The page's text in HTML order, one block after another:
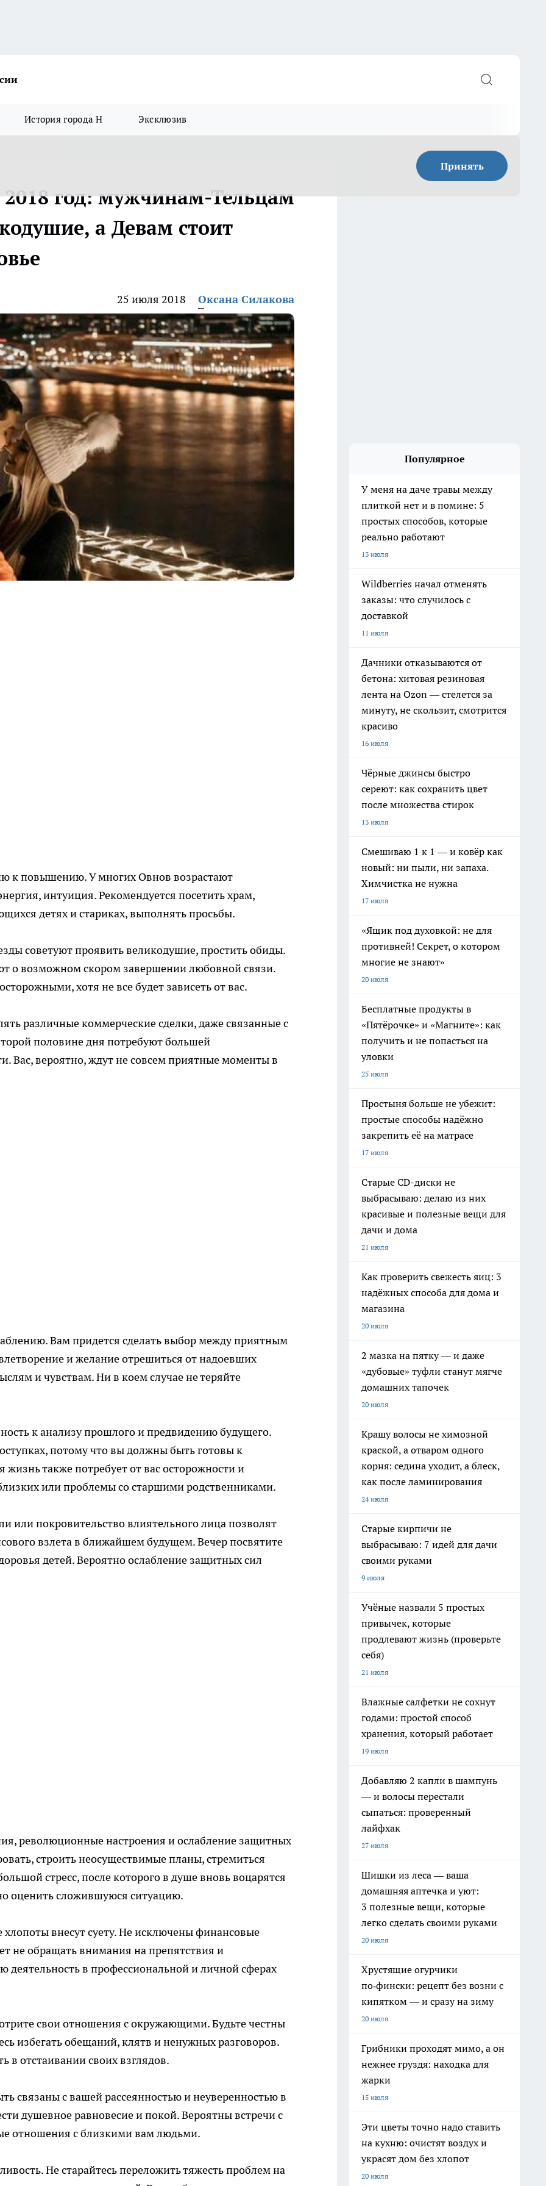
История города Н Эксклюзив
Принять
год: мужчинам-Тельцам
а Девам стоит
25 июля 2018 Оксана Силакова
к повышению. У многих Овнов возрастают
интуиция. Рекомендуется посетить храм,
детях и стариках, выполнять просьбы.
советуют проявить великодушие, простить обиды.
о возможном скором завершении любовной связи.
хотя не все будет зависеть от вас.
различные коммерческие сделки, даже связанные с
половине дня потребуют большей
Вас, вероятно, ждут не совсем приятные моменты в
Вам придется сделать выбор между приятным
и желание отрешиться от надоевших
и чувствам. Ни в коем случае не теряйте
к анализу прошлого и предвидению будущего.
потому что вы должны быть готовы к
также потребует от вас осторожности и
или проблемы со старшими родственниками.
или покровительство влиятельного лица позволят
взлета в ближайшем будущем. Вечер посвятите
детей. Вероятно ослабление защитных сил
революционные настроения и ослабление защитных
строить неосуществимые планы, стремиться
стресс, после которого в душе вновь воцарятся
оценить сложившуюся ситуацию.
внесут суету. Не исключены финансовые
не обращать внимания на препятствия и
деятельность в профессиональной и личной сферах
свои отношения с окружающими. Будьте честны
избегать обещаний, клятв и ненужных разговоров.
в отстаивании своих взглядов.
связаны с вашей рассеянностью и неуверенностью в
душевное равновесие и покой. Вероятны встречи с
отношения с близкими вам людьми.
Не старайтесь переложить тяжесть проблем на
Популярное
У меня на даче травы между
плиткой нет и в помине: 5
простых способов, которые
реально работают
13 июля
Wildberries начал отменять
заказы: что случилось с
доставкой
11 июля
Дачники отказываются от
бетона: хитовая резиновая
лента на Ozon — стелется за
минуту, не скользит, смотрится
красиво
16 июля
Чёрные джинсы быстро
сереют: как сохранить цвет
после множества стирок
13 июля
Смешиваю 1 к 1 — и ковёр как
новый: ни пыли, ни запаха.
Химчистка не нужна
17 июля
«Ящик под духовкой: не для
противней! Секрет, о котором
многие не знают»
20 июля
Бесплатные продукты в
«Пятёрочке» и «Магните»: как
получить и не попасться на
уловки
25 июля
Простыня больше не убежит:
простые способы надёжно
закрепить её на матрасе
17 июля
Старые CD-диски не
выбрасываю: делаю из них
красивые и полезные вещи для
дачи и дома
21 июля
Как проверить свежесть яиц: 3
надёжных способа для дома и
магазина
20 июля
2 мазка на пятку — и даже
«дубовые» туфли станут мягче
домашних тапочек
20 июля
Крашу волосы не химозной
краской, а отваром одного
корня: седина уходит, а блеск,
как после ламинирования
24 июля
Старые кирпичи не
выбрасываю: 7 идей для дачи
своими руками
9 июля
Учёные назвали 5 простых
привычек, которые
продлевают жизнь (проверьте
себя)
21 июля
Влажные салфетки не сохнут
годами: простой способ
хранения, который работает
19 июля
Добавляю 2 капли в шампунь
— и волосы перестали
сыпаться: проверенный
лайфхак
27 июля
Шишки из леса — ваша
домашняя аптечка и уют:
3 полезные вещи, которые
легко сделать своими руками
20 июля
Хрустящие огурчики
по‑фински: рецепт без возни с
кипятком — и сразу на зиму
20 июля
Грибники проходят мимо, а он
нежнее груздя: находка для
жарки
15 июля
Эти цветы точно надо ставить
на кухню: очистят воздух и
украсят дом без хлопот
20 июля